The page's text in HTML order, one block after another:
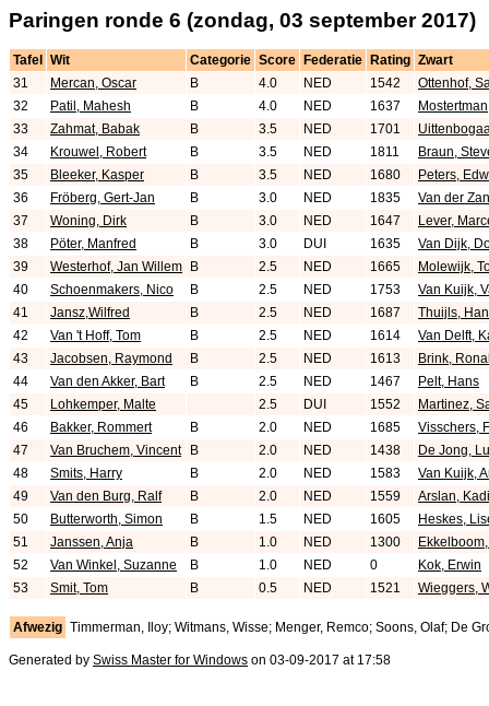
Paringen ronde 6 (zondag, 03 september 2017)
Tafel Wit Categorie Score Federatie Rating Zwart
31
Mercan, Oscar B 4.0 NED 1542
Ottenhof,
32
Patil, Mahesh B 4.0 NED 1637
33
Zahmat, Babak B 3.5 NED 1701
34
Krouwel, Robert B 3.5 NED 1811
Braun,
35
Bleeker, Kasper B 3.5 NED 1680
Peters,
36
Fröberg, Gert-Jan B 3.0 NED 1835
Van der
37
Woning, Dirk B 3.0 NED 1647
Lever,
38
Pöter, Manfred B 3.0 DUI 1635
Van Dijk,
39
Westerhof, Jan Willem B 2.5 NED 1665
Molewijk,
40
Schoenmakers, Nico B 2.5 NED 1753
Van Kuijk,
41
Jansz,Wilfred B 2.5 NED 1687
Thuijls,
42
Van 't Hoff, Tom B 2.5 NED 1614
Van Delft,
43
Jacobsen, Raymond B 2.5 NED 1613
Brink,
44
Van den Akker, Bart B 2.5 NED 1467
Pelt, Hans
45
Lohkemper, Malte 2.5 DUI 1552
Martinez,
46
Bakker, Rommert B 2.0 NED 1685
Visschers,
47
Van Bruchem, Vincent B 2.0 NED 1438
De Jong,
48
Smits, Harry B 2.0 NED 1583
Van Kuijk,
49
Van den Burg, Ralf B 2.0 NED 1559
Arslan,
50
Butterworth, Simon B 1.5 NED 1605
Heskes,
51
Janssen, Anja B 1.0 NED 1300
52
Van Winkel, Suzanne B 1.0 NED 0
Kok, Erwin
53
Smit, Tom B 0.5 NED 1521 Wieggers,
Afwezig Timmerman, Iloy; Witmans, Wisse; Menger, Remco; Soons, Olaf; De
Generated by Swiss Master for Windows on 03-09-2017 at 17:58